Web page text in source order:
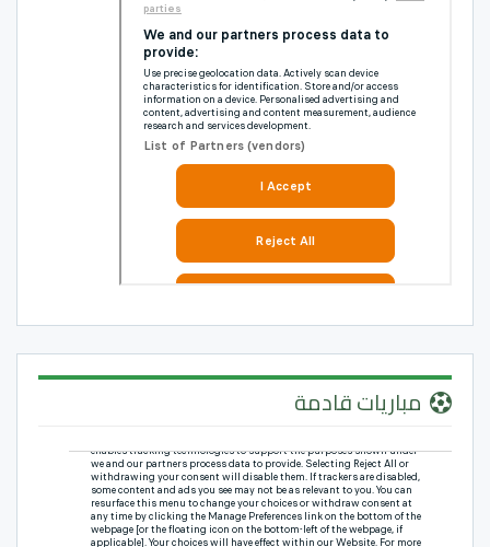
مباريات قادمة